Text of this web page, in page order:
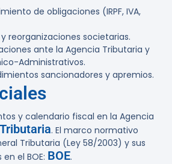
de obligaciones (IRPF, IVA,
reorganizaciones societarias.
ante la Agencia Tributaria y
Administrativos.
sancionadores y apremios.
y calendario fiscal en la Agencia
. El marco normativo
Tributaria (Ley 58/2003) y sus
el BOE: BOE.